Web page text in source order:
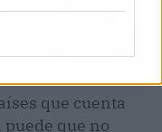
que cuenta
que no